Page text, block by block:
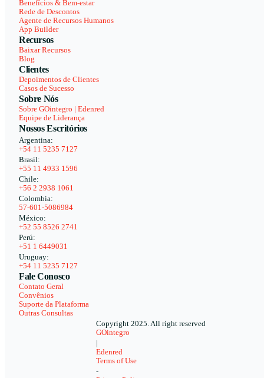
Benefícios & Bem-estar
Rede de Descontos
Agente de Recursos Humanos
App Builder
Recursos
Baixar Recursos
Blog
Clientes
Depoimentos de Clientes
Casos de Sucesso
Sobre Nós
Sobre GOintegro | Edenred
Equipe de Liderança
Nossos Escritórios
Argentina:
+54 11 5235 7127
Brasil:
+55 11 4933 1596
Chile:
+56 2 2938 1061
Colombia:
57-601-5086984
México:
+52 55 8526 2741
Perú:
+51 1 6449031
Uruguay:
+54 11 5235 7127
Fale Conosco
Contato Geral
Convênios
Suporte da Plataforma
Outras Consultas
Copyright 2025. All right reserved
GOintegro
Edenred
Terms of Use
-